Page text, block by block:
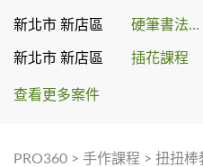
新北市 新店區 硬筆書法課程
新北市 新店區 插花課程
查看更多案件
PRO360 > 手作課程 > 扭扭棒